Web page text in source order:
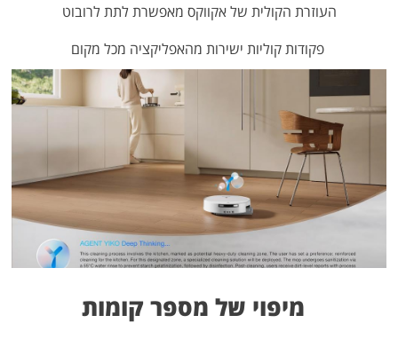
העוזרת הקולית של אקווקס מאפשרת לתת לרובוט
פקודות קוליות ישירות מהאפליקציה מכל מקום
מיפוי של מספר קומות